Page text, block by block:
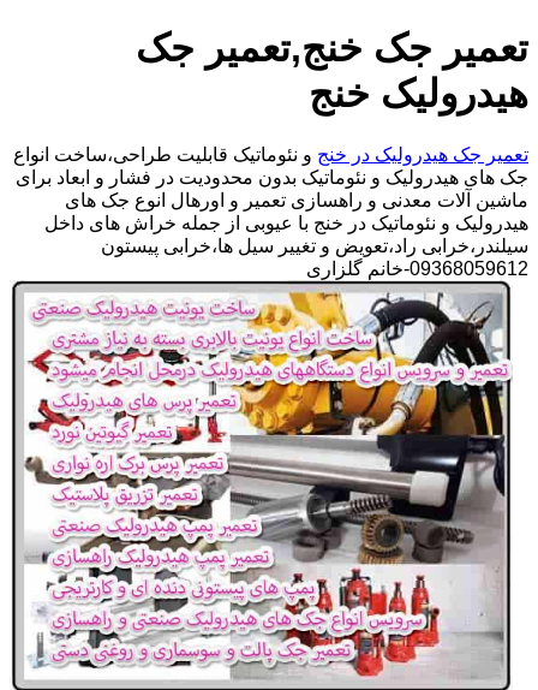
تعمیر جک خنج,تعمیر جک
هیدرولیک خنج
تعمیر جک هیدرولیک در خنج و نئوماتیک قابلیت طراحی،ساخت انواع
جک های هیدرولیک و نئوماتیک بدون محدودیت در فشار و ابعاد برای
ماشین آلات معدنی و راهسازی تعمیر و اورهال انوع جک های
هیدرولیک و نئوماتیک در خنج با عیوبی از جمله خراش های داخل
سیلندر،خرابی راد،تعویض و تغییر سیل ها،خرابی پیستون
09368059612-خانم گلزاری